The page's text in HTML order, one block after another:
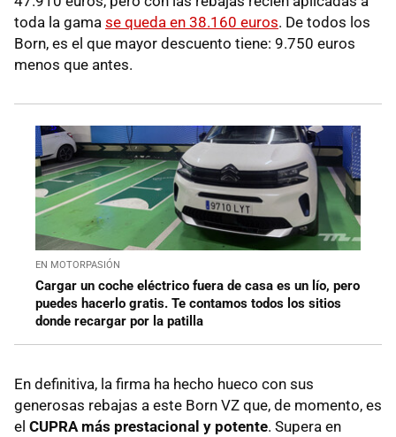
toda la gama se queda en 38.160 euros. De todos los
Born, es el que mayor descuento tiene: 9.750 euros
menos que antes.
EN MOTORPASIÓN
Cargar un coche eléctrico fuera de casa es un lío, pero
puedes hacerlo gratis. Te contamos todos los sitios
donde recargar por la patilla
En definitiva, la firma ha hecho hueco con sus
generosas rebajas a este Born VZ que, de momento, es
el CUPRA más prestacional y potente. Supera en